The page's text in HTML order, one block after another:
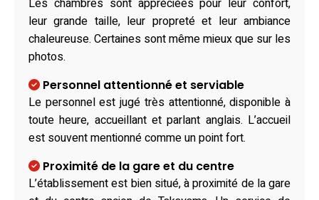
Les chambres sont appréciées pour leur confort,
leur grande taille, leur propreté et leur ambiance
chaleureuse. Certaines sont même mieux que sur les
photos.
Personnel attentionné et serviable
Le personnel est jugé très attentionné, disponible à
toute heure, accueillant et parlant anglais. L’accueil
est souvent mentionné comme un point fort.
Proximité de la gare et du centre
L’établissement est bien situé, à proximité de la gare